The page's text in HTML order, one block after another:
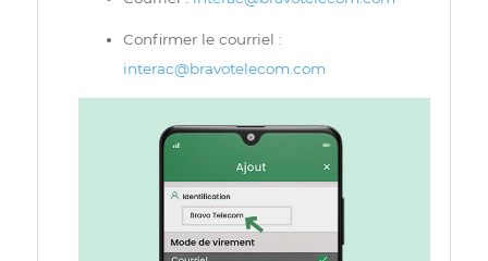
04
Cochez le mode de virement par courriel, puis
saisissez les informations requises dans les
champs correspondants
Identification : Bravo Telecom